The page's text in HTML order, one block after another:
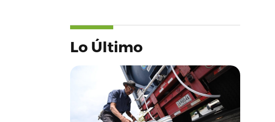
Lo Último